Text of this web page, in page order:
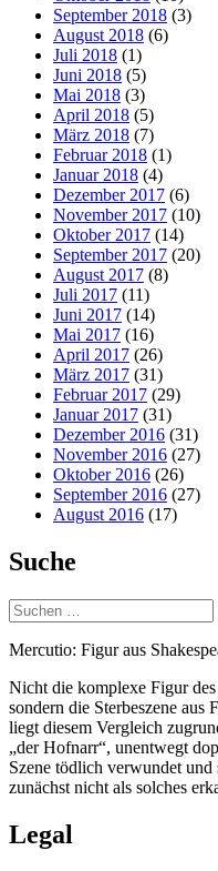
September 2018 (3)
August 2018 (6)
Juli 2018 (1)
Juni 2018 (5)
Mai 2018 (3)
April 2018 (5)
März 2018 (7)
Februar 2018 (1)
Januar 2018 (4)
Dezember 2017 (6)
November 2017 (10)
Oktober 2017 (14)
September 2017 (20)
August 2017 (8)
Juli 2017 (11)
Juni 2017 (14)
Mai 2017 (16)
April 2017 (26)
März 2017 (31)
Februar 2017 (29)
Januar 2017 (31)
Dezember 2016 (31)
November 2016 (27)
Oktober 2016 (26)
September 2016 (27)
August 2016 (17)
Suche
Suchen
nach:
Mercutio: Figur aus
Nicht die komplexe Figur
sondern die Sterbeszene
liegt diesem Vergleich
„der Hofnarr“, unentwegt
Szene tödlich verwundet
zunächst nicht als solches
Legal